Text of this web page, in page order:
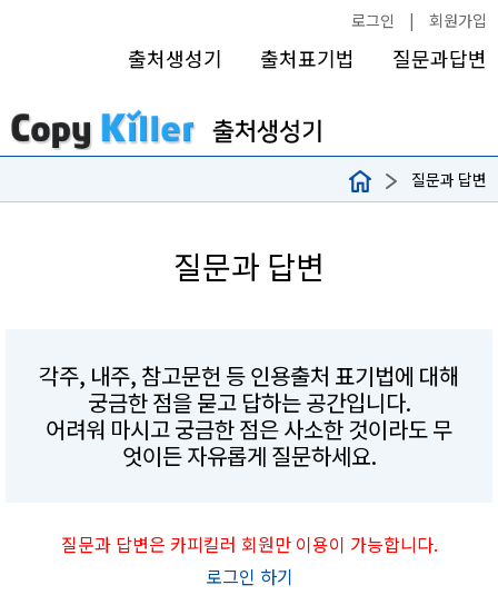
로그인 | 회원가입
출처생성기 출처표기법 질문과답변
질문과 답변
질문과 답변
각주, 내주, 참고문헌 등 인용출처 표기법에 대해
궁금한 점을 묻고 답하는 공간입니다.
어려워 마시고 궁금한 점은 사소한 것이라도 무
엇이든 자유롭게 질문하세요.
질문과 답변은 카피킬러 회원만 이용이 가능합니다.
로그인 하기